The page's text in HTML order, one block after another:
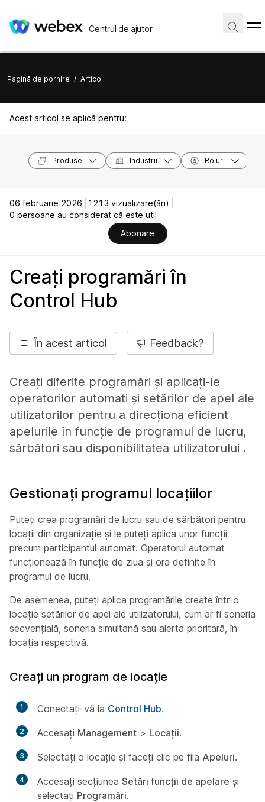
Centrul de ajutor
Pagină de pornire / Articol
Acest articol se aplică pentru:
Produse Industrii Roluri
06 februarie 2026 |
1213 vizualizare(ări) |
0 persoane au considerat că este util
Abonare
Creați programări în
Control Hub
În acest articol Feedback?
Creați diferite programări și aplicați-le
operatorilor automati și setărilor de apel ale
utilizatorilor pentru a direcționa eficient
apelurile în funcție de programul de lucru,
sărbători sau disponibilitatea utilizatorului .
Gestionați programul locațiilor
Puteți crea programări de lucru sau de sărbători pentru
locații din organizație și le puteți aplica unor funcții
precum participantul automat. Operatorul automat
funcționează în funcție de ziua și ora definite în
programul de lucru.
De asemenea, puteți aplica programările create într-o
locație setărilor de apel ale utilizatorului, cum ar fi soneria
secvențială, soneria simultană sau alerta prioritară, în
locația respectivă.
Creați un program de locație
1 Conectați-vă la Control Hub.
2 Accesați Management > Locații.
3 Selectați o locație și faceți clic pe fila Apeluri.
4 Accesați secțiunea Setări funcții de apelare și
selectați Programări.